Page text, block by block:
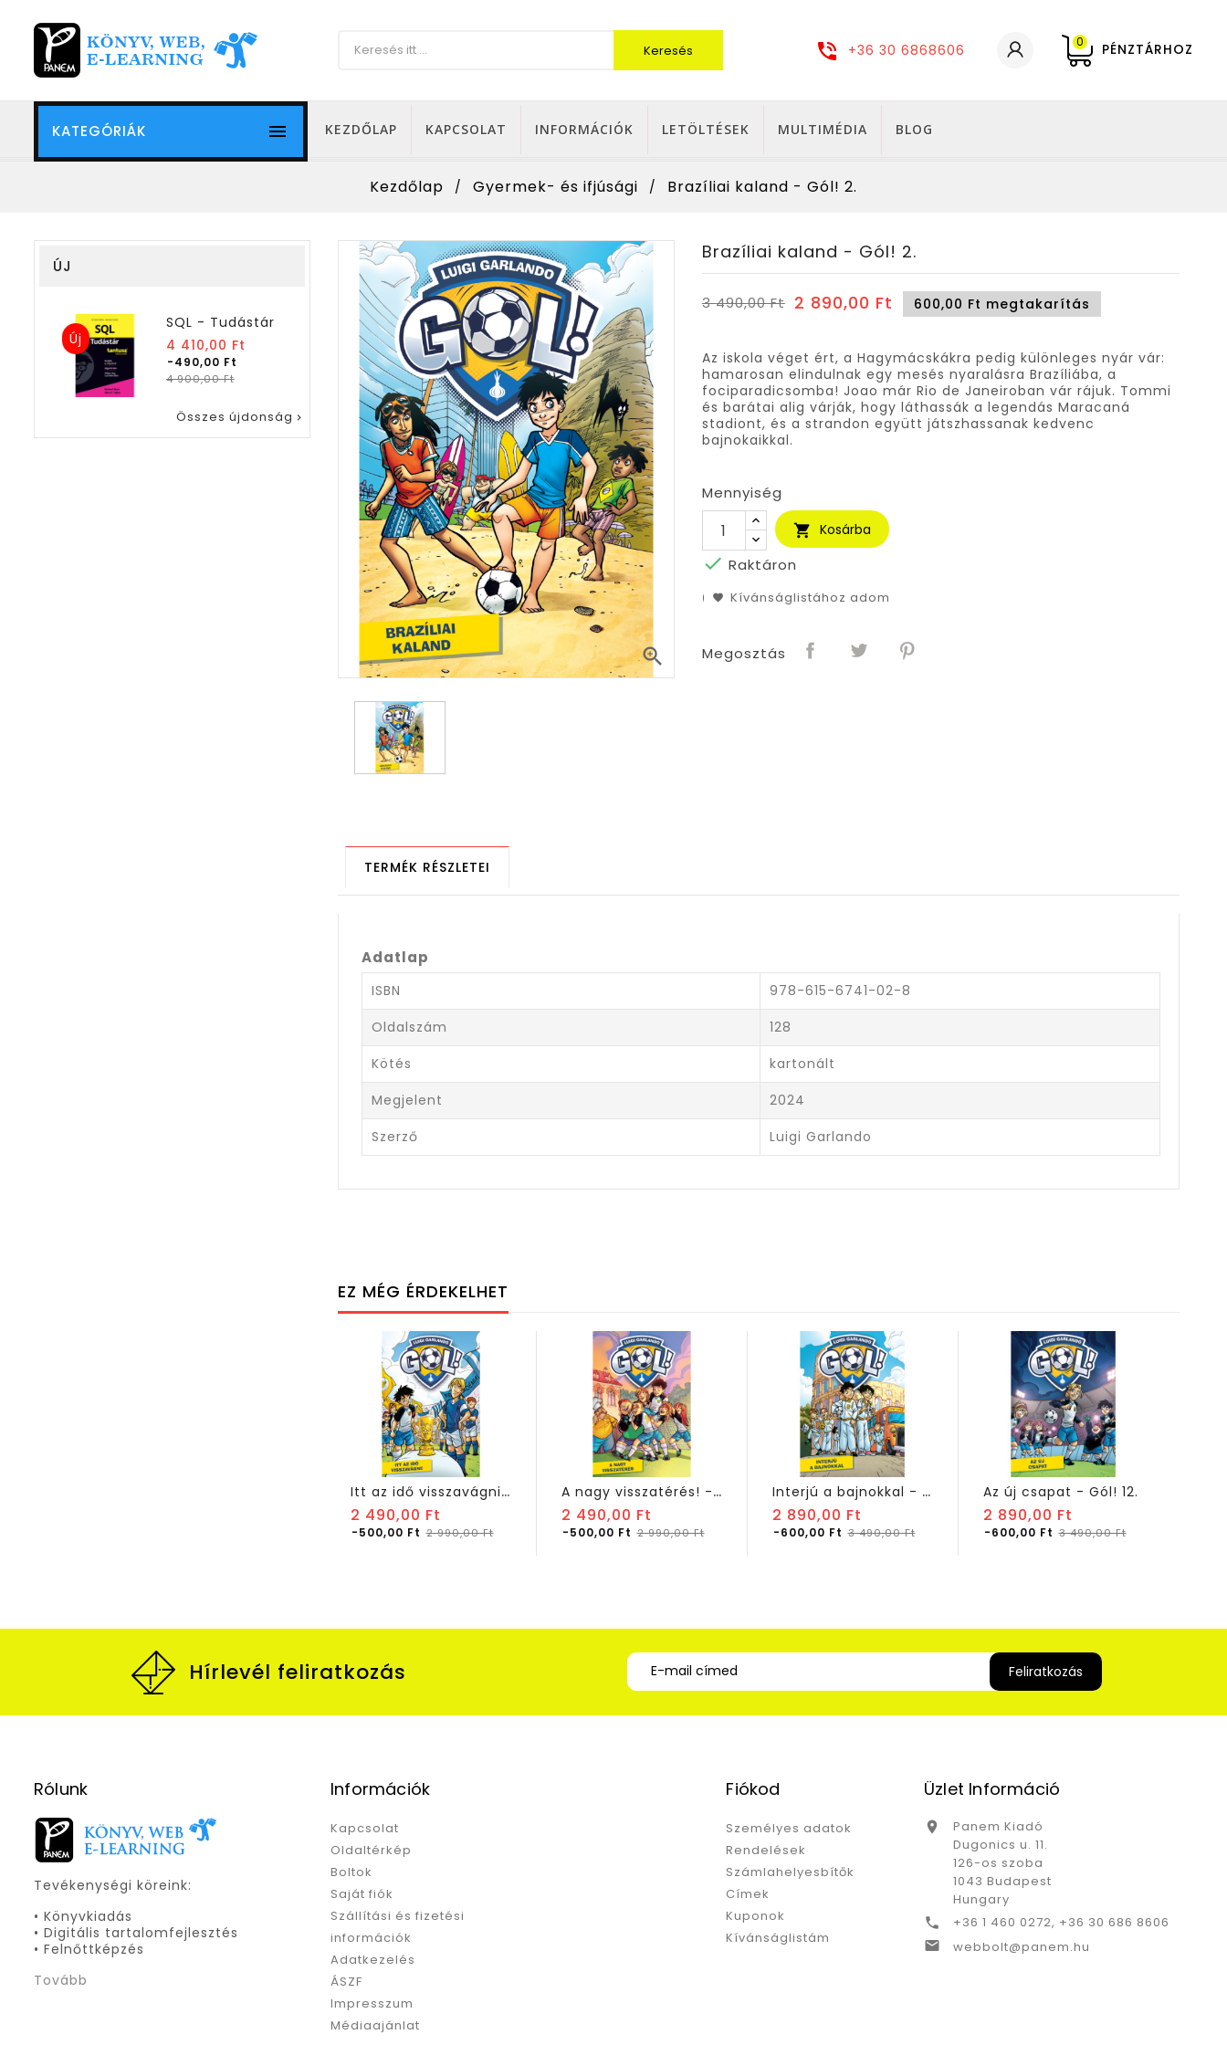
PÉNZTÁRHOZ
0
+36 30 6868606
Keresés
KATEGÓRIÁK  KEZDŐLAP KAPCSOLAT INFORMÁCIÓK LETÖLTÉSEK MULTIMÉDIA BLOG
Kezdőlap Gyermek- és ifjúsági Brazíliai kaland - Gól! 2.
ÚJ
Új
SQL - Tudástár
4 410,00 Ft
-490,00 Ft
4 900,00 FtÁr
Összes újdonság 

Brazíliai kaland - Gól! 2.
3 490,00 Ft 2 890,00 Ft 600,00 Ft megtakarítás
Az iskola véget ért, a Hagymácskákra pedig különleges nyár vár:
hamarosan elindulnak egy mesés nyaralásra Brazíliába, a
fociparadicsomba! Joao már Rio de Janeiroban vár rájuk. Tommi
és barátai alig várják, hogy láthassák a legendás Maracaná
stadiont, és a strandon együtt játszhassanak kedvenc
bajnokaikkal.
Mennyiség
 Kosárba
 Raktáron
Kívánságlistához adom
Megosztás
TERMÉK RÉSZLETEI
Adatlap
ISBN
978-615-6741-02-8
Oldalszám
128
Kötés
kartonált
Megjelent
2024
Szerző
Luigi Garlando
EZ MÉG ÉRDEKELHET
I
tt az idő visszavágni! Gól! 10
2 490,00 Ft
ár
-500,00 Ft 2 990,00 FtÁr
A
nagy visszatérés! - Gól! 9.
2 490,00 Ft
ár
-500,00 Ft 2 990,00 FtÁr
I
nterjú a bajnokkal - Gól! 11.
2 890,00 Ft
ár
-600,00 Ft 3 490,00 FtÁr
Az új csapat - Gól! 12.
2 890,00 Ft
ár
-600,00 Ft 3 490,00 FtÁr
Hírlevél feliratkozás
Rólunk
Tevékenységi köreink:
• Könyvkiadás
• Digitális tartalomfejlesztés
• Felnőttképzés
Tovább
Információk
Kapcsolat
Oldaltérkép
Boltok
Saját fiók
Szállítási és fizetési
információk
Adatkezelés
ÁSZF
Impresszum
Médiaajánlat
Fiókod
Személyes adatok
Rendelések
Számlahelyesbítők
Címek
Kuponok
Kívánságlistám
Üzlet Információ

Panem Kiadó
Dugonics u. 11.
126-os szoba
1043 Budapest
Hungary
 +36 1 460 0272, +36 30 686 8606
 webbolt@panem.hu